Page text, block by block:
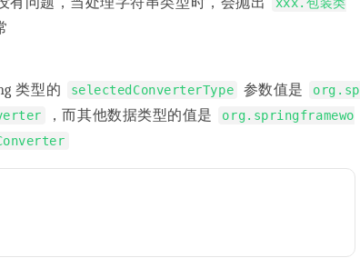
类型的 selectedConverterType 参数值是
org.sp
，而其他数据类型的值是
org.springframewo